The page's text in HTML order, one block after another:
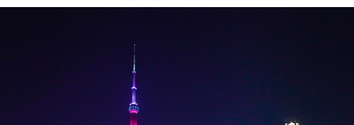
PixGain HDR
出色的动态范围及颜色再现性，
保障图像能够细腻清晰